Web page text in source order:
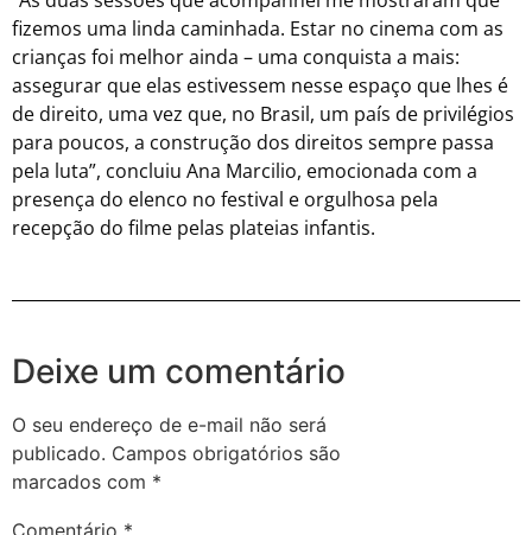
fizemos uma linda caminhada. Estar no cinema com as
crianças foi melhor ainda – uma conquista a mais:
assegurar que elas estivessem nesse espaço que lhes é
de direito, uma vez que, no Brasil, um país de privilégios
para poucos, a construção dos direitos sempre passa
pela luta”, concluiu Ana Marcilio, emocionada com a
presença do elenco no festival e orgulhosa pela
recepção do filme pelas plateias infantis.
Deixe um comentário
O seu endereço de e-mail não será
publicado. Campos obrigatórios são
marcados com *
Comentário *